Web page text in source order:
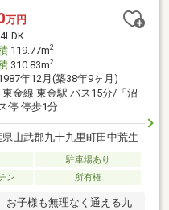
万円
4LDK
119.77m2
310.83m2
年12月(築38年9ヶ月)
東金線 東金駅 バス15分/「沼
停 停歩1分
県山武郡九十九里町田中荒生
駐車場あり
ン 所有権
お子様も無理なく通える九